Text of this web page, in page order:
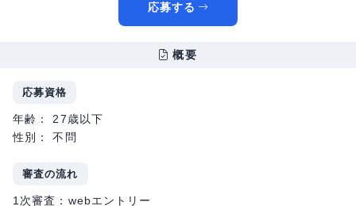
応募する
概要
応募資格
年齢： 27歳以下
性別： 不問
審査の流れ
1次審査：webエントリー